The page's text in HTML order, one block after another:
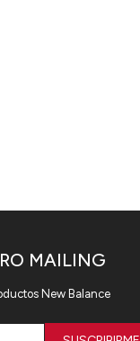
MAILING
New Balance